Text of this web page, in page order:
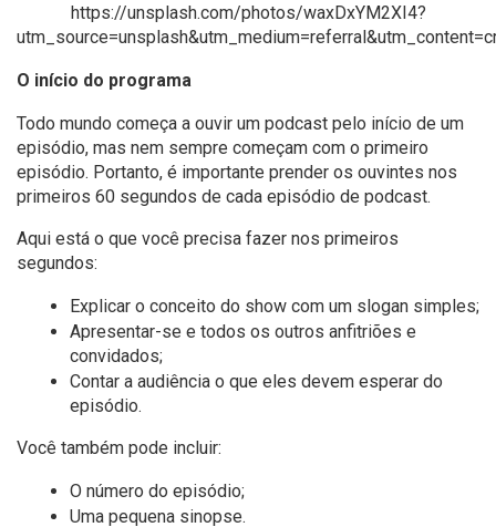
https://unsplash.com/photos/waxDxYM2XI4?
O início do programa
Todo mundo começa a ouvir um podcast pelo início de um
episódio, mas nem sempre começam com o primeiro
episódio. Portanto, é importante prender os ouvintes nos
primeiros 60 segundos de cada episódio de podcast.
Aqui está o que você precisa fazer nos primeiros
segundos:
Explicar o conceito do show com um slogan simples;
Apresentar-se e todos os outros anfitriões e
convidados;
Contar a audiência o que eles devem esperar do
episódio.
Você também pode incluir:
O número do episódio;
Uma pequena sinopse.